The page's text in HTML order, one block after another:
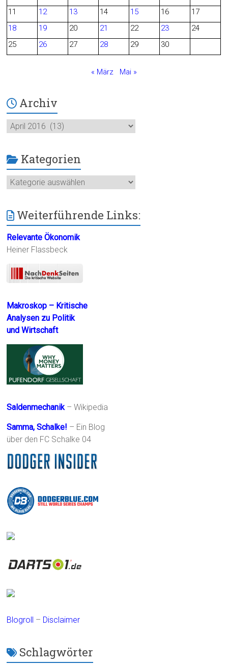
o
11
12 13 14 15 16
17
18
19 20 21 22 23
24
25
26 27 28 29 30
« März Mai »
Archiv
Archiv
Kategorien
Kategorien
Weiterführende Links:
Relevante Ökonomik
Heiner Flassbeck
Makroskop – Kritische
Analysen zu Politik
und Wirtschaft
Saldenmechanik– Wikipedia
Samma, Schalke! – Ein Blog
über den FC Schalke 04
Blogroll – Disclaimer
Schlagwörter